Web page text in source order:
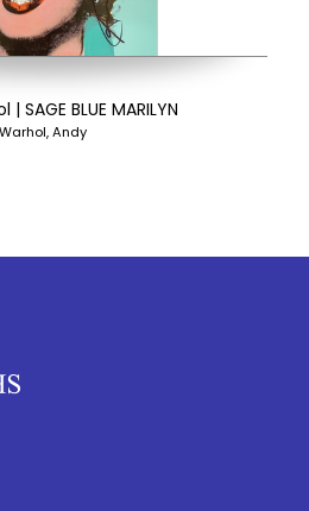
SAGE BLUE MARILYN
Warhol, Andy